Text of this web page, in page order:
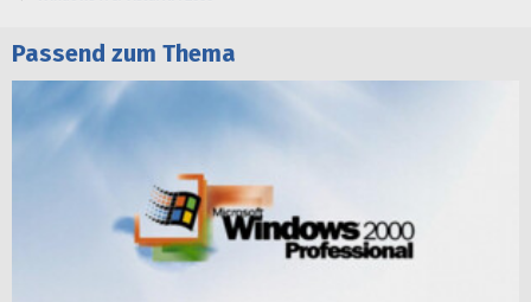
Passend zum Thema